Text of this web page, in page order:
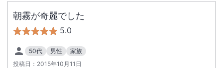
朝霧が奇麗でした
5.0
50代 男性
家族
投稿日： 2015年10月11日